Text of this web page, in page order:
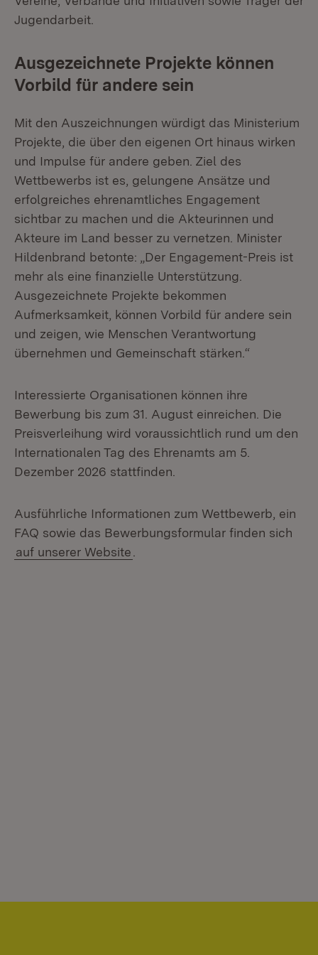
Jugendarbeit.
Ausgezeichnete Projekte können
Vorbild für andere sein
Mit den Auszeichnungen würdigt das Ministerium
Projekte, die über den eigenen Ort hinaus wirken
und Impulse für andere geben. Ziel des
Wettbewerbs ist es, gelungene Ansätze und
erfolgreiches ehrenamtliches Engagement
sichtbar zu machen und die Akteurinnen und
Akteure im Land besser zu vernetzen. Minister
Hildenbrand betonte: „Der Engagement-Preis ist
mehr als eine finanzielle Unterstützung.
Ausgezeichnete Projekte bekommen
Aufmerksamkeit, können Vorbild für andere sein
und zeigen, wie Menschen Verantwortung
übernehmen und Gemeinschaft stärken.“
Interessierte Organisationen können ihre
Bewerbung bis zum 31. August einreichen. Die
Preisverleihung wird voraussichtlich rund um den
Internationalen Tag des Ehrenamts am 5.
Dezember 2026 stattfinden.
Ausführliche Informationen zum Wettbewerb, ein
FAQ sowie das Bewerbungsformular finden sich
auf unserer Website